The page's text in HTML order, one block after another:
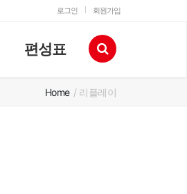
로그인 회원가입
편성표
Home / 리플레이